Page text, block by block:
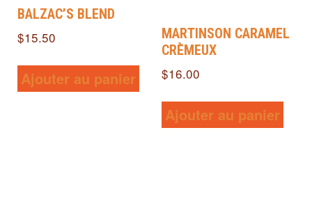
BALZAC’S BLEND
$15.50
Ajouter au panier
MARTINSON CARAMEL
CRÈMEUX
$16.00
Ajouter au panier